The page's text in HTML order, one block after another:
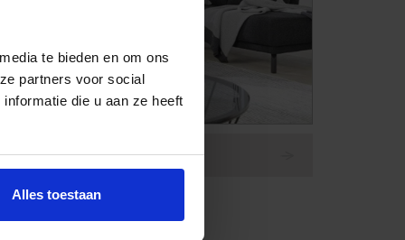
te bieden en om ons
partners voor social
die u aan ze heeft
Alles toestaan
Bank Musterring MR-385